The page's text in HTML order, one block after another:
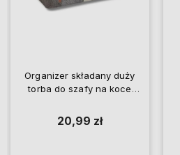
Organizer składany duży
torba do szafy na koce
20,99 zł